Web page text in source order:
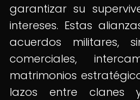
garantizar su
intereses. Estas
acuerdos militares,
comerciales,
matrimonios
lazos entre